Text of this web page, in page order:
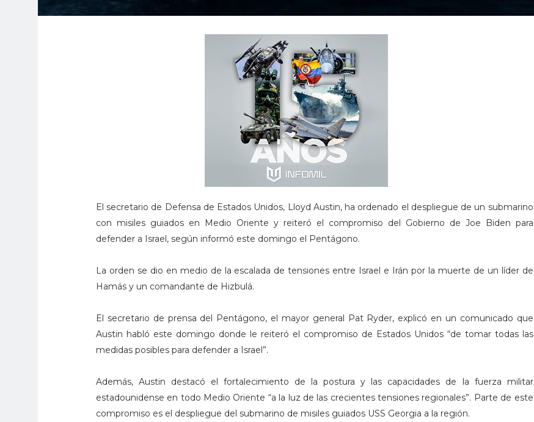
El secretario de Defensa de Estados Unidos, Lloyd Austin, ha ordenado el despliegue de un submarino
con misiles guiados en Medio Oriente y reiteró el compromiso del Gobierno de Joe Biden para
defender a Israel, según informó este domingo el Pentágono.
La orden se dio en medio de la escalada de tensiones entre Israel e Irán por la muerte de un líder de
Hamás y un comandante de Hizbulá.
El secretario de prensa del Pentágono, el mayor general Pat Ryder, explicó en un comunicado que
Austin habló este domingo donde le reiteró el compromiso de Estados Unidos “de tomar todas las
medidas posibles para defender a Israel”.
Además, Austin destacó el fortalecimiento de la postura y las capacidades de la fuerza militar
estadounidense en todo Medio Oriente “a la luz de las crecientes tensiones regionales”. Parte de este
compromiso es el despliegue del submarino de misiles guiados USS Georgia a la región.